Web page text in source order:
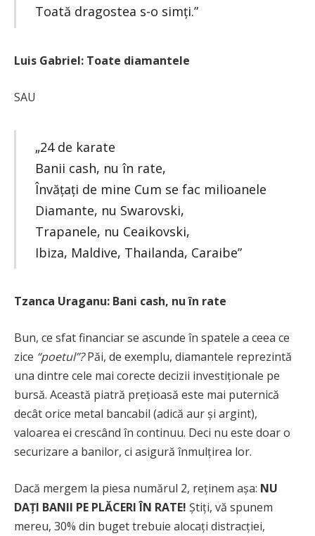
Toată dragostea s-o simți.”
Luis Gabriel: Toate diamantele
SAU
„24 de karate
Banii cash, nu în rate,
Învățați de mine Cum se fac milioanele
Diamante, nu Swarovski,
Trapanele, nu Ceaikovski,
Ibiza, Maldive, Thailanda, Caraibe”
Tzanca Uraganu: Bani cash, nu în rate
Bun, ce sfat financiar se ascunde în spatele a ceea ce
zice “poetul”?Păi, de exemplu, diamantele reprezintă
una dintre cele mai corecte decizii investiționale pe
bursă. Această piatră prețioasă este mai puternică
decât orice metal bancabil (adică aur și argint),
valoarea ei crescând în continuu. Deci nu este doar o
securizare a banilor, ci asigură înmulțirea lor.
Dacă mergem la piesa numărul 2, reținem așa: NU
DAȚI BANII PE PLĂCERI ÎN RATE! Știți, vă spunem
mereu, 30% din buget trebuie alocați distracției,